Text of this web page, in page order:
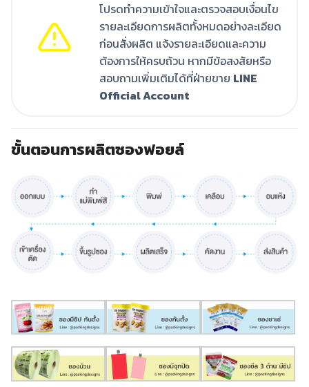
โปรดทำความเข้าใจและตรวจสอบเงื่อนไข
รายละเอียดการผลิตทั้งหมดอย่างละเอียด
ก่อนสั่งผลิต แจ้งรายละเอียดและความ
ต้องการให้ครบถ้วน หากมีข้อสงสัยหรือ
สอบถามเพิ่มเติมได้ที่ฝ่ายขาย LINE
Official Account
ขั้นตอนการผลิตซองฟอยล์